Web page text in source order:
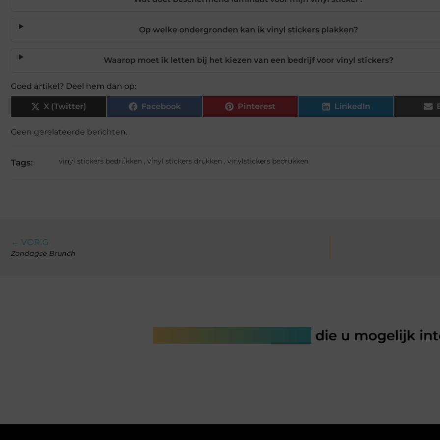
Op welke ondergronden kan ik vinyl stickers plakken?
Waarop moet ik letten bij het kiezen van een bedrijf voor vinyl stickers?
Goed artikel? Deel hem dan op:
X (Twitter) Facebook Pinterest LinkedIn
Geen gerelateerde berichten.
Tags: vinyl stickers bedrukken , vinyl stickers drukken , vinylstickers bedrukken
← VORIG
Zondagse Brunch
die u mogelijk